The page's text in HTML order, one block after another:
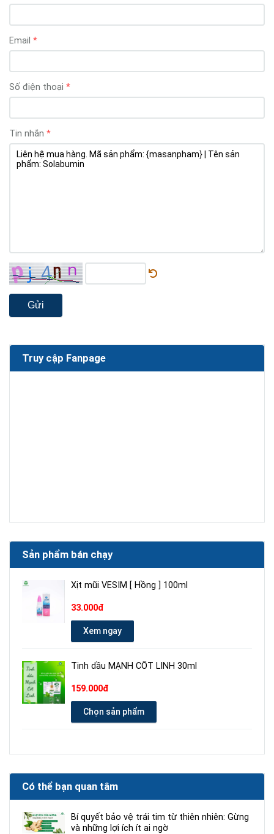
Email
Số điện thoại
Tin nhắn
Gửi
Truy cập Fanpage
Sản phẩm bán chạy
Xịt mũi VESIM [ Hồng ] 100ml
33.000đ
Xem ngay
Tinh dầu MẠNH CỐT LINH 30ml
159.000đ
Chọn sản phẩm
Có thể bạn quan tâm
Bí quyết bảo vệ trái tim từ thiên nhiên: Gừng
và những lợi ích ít ai ngờ